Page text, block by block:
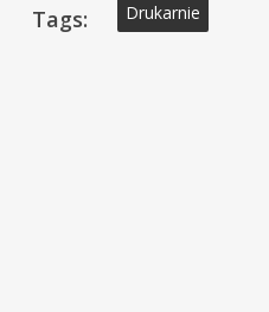
Tags: Drukarnie